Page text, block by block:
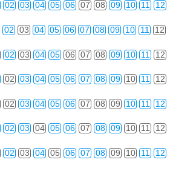
02 03 04 05 06 07 08 09 10 11 12
02 03 04 05 06 07 08 09 10 11 12
02 03 04 05 06 07 08 09 10 11 12
02 03 04 05 06 07 08 09 10 11 12
02 03 04 05 06 07 08 09 10 11 12
02 03 04 05 06 07 08 09 10 11 12
02 03 04 05 06 07 08 09 10 11 12